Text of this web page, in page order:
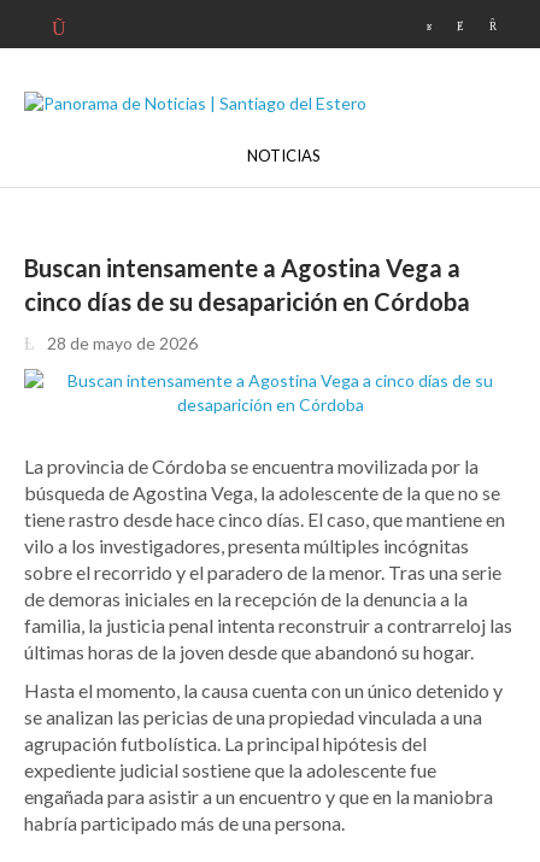
NOTICIAS
Buscan intensamente a Agostina Vega a
cinco días de su desaparición en Córdoba
28 de mayo de 2026
La provincia de Córdoba se encuentra movilizada por la
búsqueda de Agostina Vega, la adolescente de la que no se
tiene rastro desde hace cinco días. El caso, que mantiene en
vilo a los investigadores, presenta múltiples incógnitas
sobre el recorrido y el paradero de la menor. Tras una serie
de demoras iniciales en la recepción de la denuncia a la
familia, la justicia penal intenta reconstruir a contrarreloj las
últimas horas de la joven desde que abandonó su hogar.
Hasta el momento, la causa cuenta con un único detenido y
se analizan las pericias de una propiedad vinculada a una
agrupación futbolística. La principal hipótesis del
expediente judicial sostiene que la adolescente fue
engañada para asistir a un encuentro y que en la maniobra
habría participado más de una persona.